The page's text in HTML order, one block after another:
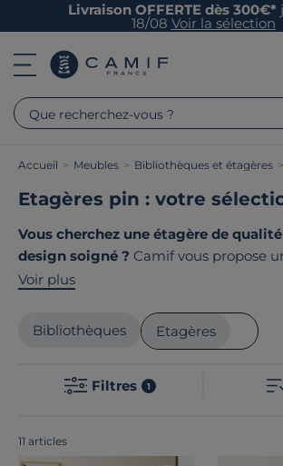
Livraison OFFERTE dès 300€*
18/08 Voir la sélection
Que recherchez-vous ?
Accueil > Meubles > Bibliothèques et étagères >
Etagères pin : votre
Vous cherchez une étagère de
design soigné ? Camif vous propose
d'étagères qui s'intègrent parfaitement
pièce est conçue pour magnifier vos
offrant une praticité optimale. Nos
intérieur. Le point commun de nos
Voir plus
Bibliothèques Etagères
Filtres 1
11 articles